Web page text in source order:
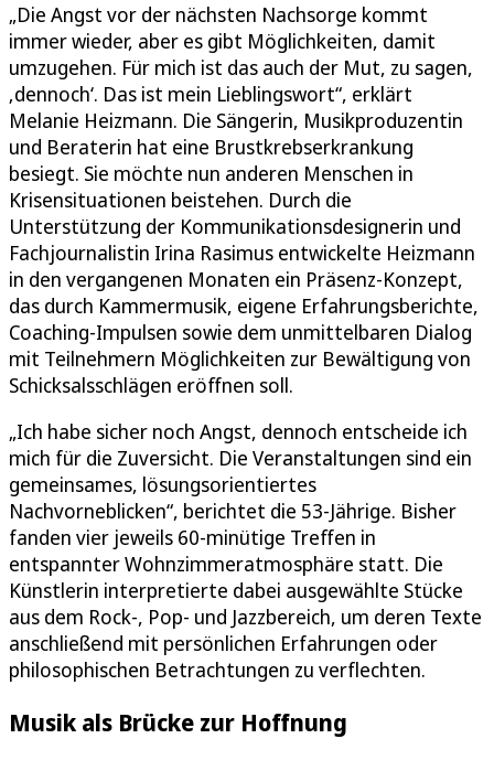
„Die Angst vor der nächsten Nachsorge kommt
immer wieder, aber es gibt Möglichkeiten, damit
umzugehen. Für mich ist das auch der Mut, zu sagen,
‚dennoch‘. Das ist mein Lieblingswort“, erklärt
Melanie Heizmann. Die Sängerin, Musikproduzentin
und Beraterin hat eine Brustkrebserkrankung
besiegt. Sie möchte nun anderen Menschen in
Krisensituationen beistehen. Durch die
Unterstützung der Kommunikationsdesignerin und
Fachjournalistin Irina Rasimus entwickelte Heizmann
in den vergangenen Monaten ein Präsenz-Konzept,
das durch Kammermusik, eigene Erfahrungsberichte,
Coaching-Impulsen sowie dem unmittelbaren Dialog
mit Teilnehmern Möglichkeiten zur Bewältigung von
Schicksalsschlägen eröffnen soll.
„Ich habe sicher noch Angst, dennoch entscheide ich
mich für die Zuversicht. Die Veranstaltungen sind ein
gemeinsames, lösungsorientiertes
Nachvorneblicken“, berichtet die 53-Jährige. Bisher
fanden vier jeweils 60-minütige Treffen in
entspannter Wohnzimmeratmosphäre statt. Die
Künstlerin interpretierte dabei ausgewählte Stücke
aus dem Rock-, Pop- und Jazzbereich, um deren Texte
anschließend mit persönlichen Erfahrungen oder
philosophischen Betrachtungen zu verflechten.
Musik als Brücke zur Hoffnung